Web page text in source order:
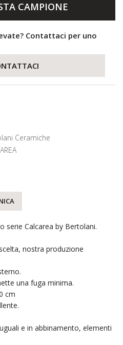
CAMPIONE
Contattaci per uno
Ceramiche
serie Calcarea by Bertolani.
nostra produzione
una fuga minima.
cm
e in abbinamento, elementi